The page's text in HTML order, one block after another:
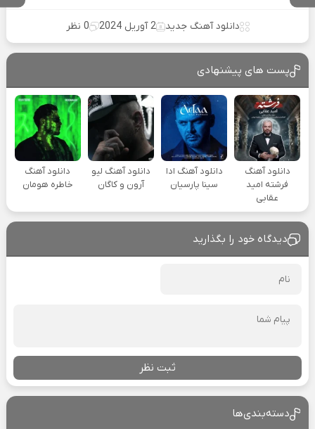
دانلود آهنگ جدید 2 آوریل 2024 0 نظر
پست های پیشنهادی
دانلود آهنگ
فرشته امید
عقابی
دانلود آهنگ ادا
سینا پارسیان
دانلود آهنگ لیو
آرون و کاگان
دانلود آهنگ
خاطره هومان
دیدگاه خود را بگذارید
ثبت نظر
دسته‌بندی‌ها